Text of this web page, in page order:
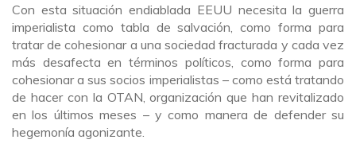
Con esta situación endiablada EEUU necesita la guerra
imperialista como tabla de salvación, como forma para
tratar de cohesionar a una sociedad fracturada y cada vez
más desafecta en términos políticos, como forma para
cohesionar a sus socios imperialistas – como está tratando
de hacer con la OTAN, organización que han revitalizado
en los últimos meses – y como manera de defender su
hegemonía agonizante.